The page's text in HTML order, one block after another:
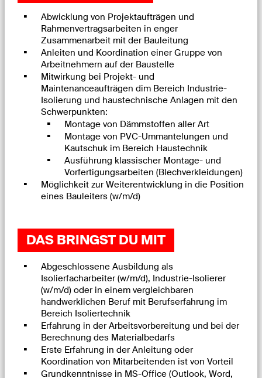
Abwicklung von Projektaufträgen und
Rahmenvertragsarbeiten in enger
Zusammenarbeit mit der Bauleitung
Anleiten und Koordination einer Gruppe von
Arbeitnehmern auf der Baustelle
Mitwirkung bei Projekt- und
Maintenanceaufträgen dim Bereich Industrie-
Isolierung und haustechnische Anlagen mit den
Schwerpunkten:
Montage von Dämmstoffen aller Art
Montage von PVC-Ummantelungen und
Kautschuk im Bereich Haustechnik
Ausführung klassischer Montage- und
Vorfertigungsarbeiten (Blechverkleidungen)
Möglichkeit zur Weiterentwicklung in die Position
eines Bauleiters (w/m/d)
DAS BRINGST DU MIT
Abgeschlossene Ausbildung als
Isolierfacharbeiter (w/m/d), Industrie-Isolierer
(w/m/d) oder in einem vergleichbaren
handwerklichen Beruf mit Berufserfahrung im
Bereich Isoliertechnik
Erfahrung in der Arbeitsvorbereitung und bei der
Berechnung des Materialbedarfs
Erste Erfahrung in der Anleitung oder
Koordination von Mitarbeitenden ist von Vorteil
Grundkenntnisse in MS-Office (Outlook, Word,